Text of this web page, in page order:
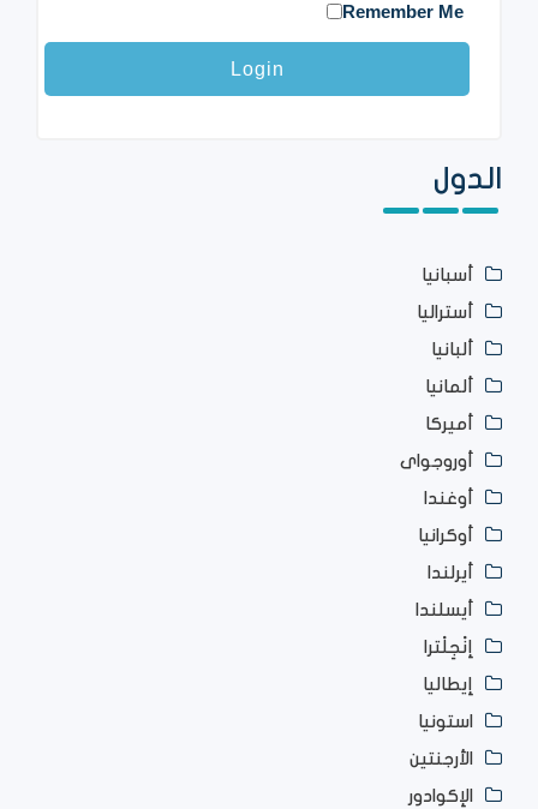
Remember Me
الدول
أسبانيا
أستراليا
ألبانيا
ألمانيا
أميركا
أوروجواى
أوغندا
أوكرانيا
أيرلندا
أيسلندا
إنْجِلْترا
إيطاليا
استونيا
الأرجنتين
الإكوادور